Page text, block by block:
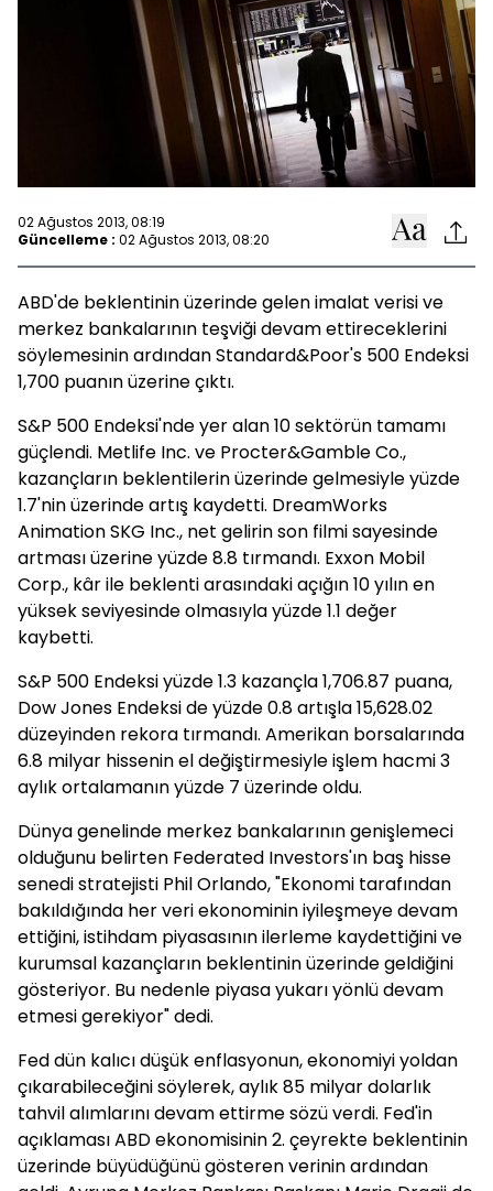
02 Ağustos 2013, 08:19
Güncelleme : 02 Ağustos 2013, 08:20
ABD'de beklentinin üzerinde gelen imalat verisi ve
merkez bankalarının teşviği devam ettireceklerini
söylemesinin ardından Standard&Poor's 500 Endeksi
1,700 puanın üzerine çıktı.
S&P 500 Endeksi'nde yer alan 10 sektörün tamamı
güçlendi. Metlife Inc. ve Procter&Gamble Co.,
kazançların beklentilerin üzerinde gelmesiyle yüzde
1.7'nin üzerinde artış kaydetti. DreamWorks
Animation SKG Inc., net gelirin son filmi sayesinde
artması üzerine yüzde 8.8 tırmandı. Exxon Mobil
Corp., kâr ile beklenti arasındaki açığın 10 yılın en
yüksek seviyesinde olmasıyla yüzde 1.1 değer
kaybetti.
S&P 500 Endeksi yüzde 1.3 kazançla 1,706.87 puana,
Dow Jones Endeksi de yüzde 0.8 artışla 15,628.02
düzeyinden rekora tırmandı. Amerikan borsalarında
6.8 milyar hissenin el değiştirmesiyle işlem hacmi 3
aylık ortalamanın yüzde 7 üzerinde oldu.
Dünya genelinde merkez bankalarının genişlemeci
olduğunu belirten Federated Investors'ın baş hisse
senedi stratejisti Phil Orlando, "Ekonomi tarafından
bakıldığında her veri ekonominin iyileşmeye devam
ettiğini, istihdam piyasasının ilerleme kaydettiğini ve
kurumsal kazançların beklentinin üzerinde geldiğini
gösteriyor. Bu nedenle piyasa yukarı yönlü devam
etmesi gerekiyor" dedi.
Fed dün kalıcı düşük enflasyonun, ekonomiyi yoldan
çıkarabileceğini söylerek, aylık 85 milyar dolarlık
tahvil alımlarını devam ettirme sözü verdi. Fed'in
açıklaması ABD ekonomisinin 2. çeyrekte beklentinin
üzerinde büyüdüğünü gösteren verinin ardından